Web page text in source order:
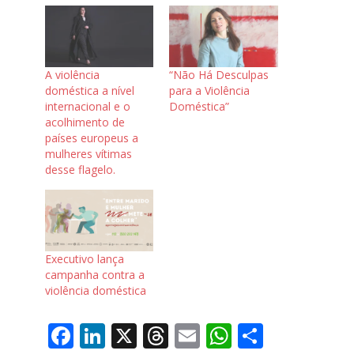
A violência
doméstica a nível
internacional e o
acolhimento de
países europeus a
mulheres vítimas
desse flagelo.
“Não Há Desculpas
para a Violência
Doméstica”
Executivo lança
campanha contra a
violência doméstica
F Li X T E W S